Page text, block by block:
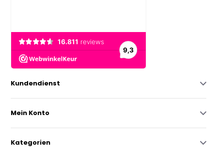
Kundendienst
Mein Konto
Kategorien